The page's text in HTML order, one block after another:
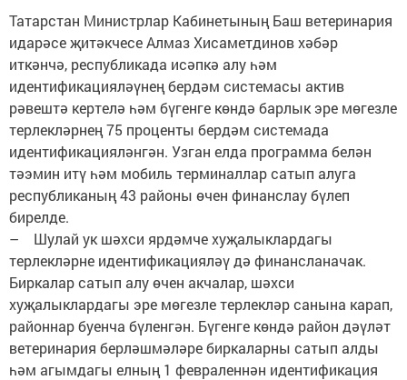
Татарстан Министрлар Кабинетының Баш ветеринария
идарәсе җитәкчесе Алмаз Хисаметдинов хәбәр
иткәнчә, республикада исәпкә алу һәм
идентификацияләүнең бердәм системасы актив
рәвештә кертелә һәм бүгенге көндә барлык эре мөгезле
терлекләрнең 75 проценты бердәм системада
идентификацияләнгән. Узган елда программа белән
тәэмин итү һәм мобиль терминаллар сатып алуга
республиканың 43 районы өчен финанслау бүлеп
бирелде.
– Шулай ук шәхси ярдәмче хуҗалыклардагы
терлекләрне идентификацияләү дә финансланачак.
Биркалар сатып алу өчен акчалар, шәхси
хуҗалыклардагы эре мөгезле терлекләр санына карап,
районнар буенча бүленгән. Бүгенге көндә район дәүләт
ветеринария берләшмәләре биркаларны сатып алды
һәм агымдагы елның 1 февраленнән идентификация